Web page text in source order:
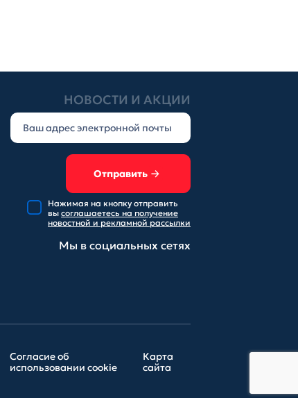
НОВОСТИ И АКЦИИ
Отправить
Нажимая на кнопку отправить
вы соглашаетесь на получение
новостной и рекламной рассылки
Мы в социальных сетях
Согласие об
использовании cookie
Карта
сайта